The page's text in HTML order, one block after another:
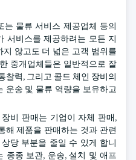
는 물류 서비스 제공업체 등의
서비스를 제공하려는 모든 지
않고도 더 넓은 고객 범위를
중개업체들은 일반적으로 잘
찰력, 그리고 콜드 체인 장비의
운송 및 물류 역량을 보유하고
비 판매는 기업이 자체 판매,
해 제품을 판매하는 것과 관련
당 부분을 줄일 수 있게 합니
종종 보관, 운송, 설치 및 애프